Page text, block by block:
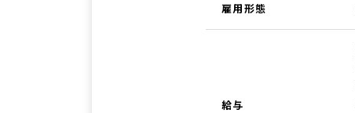
雇用形態
給与